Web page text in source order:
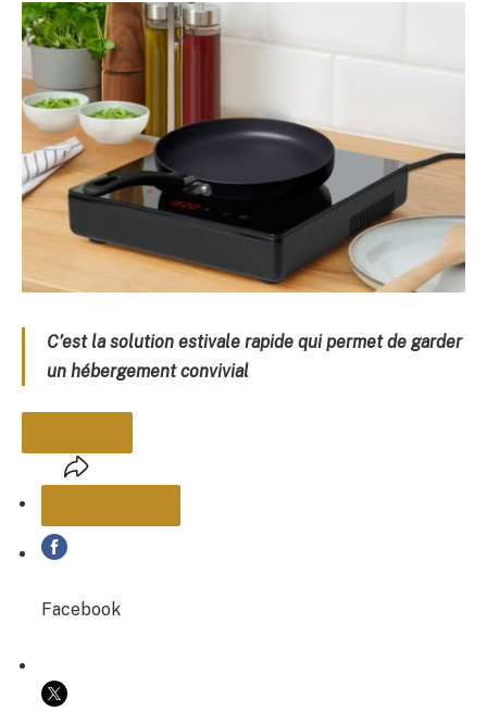
C’est la solution estivale rapide qui permet de garder
un hébergement convivial
PARTAGER
COPIER LE LIEN
Facebook